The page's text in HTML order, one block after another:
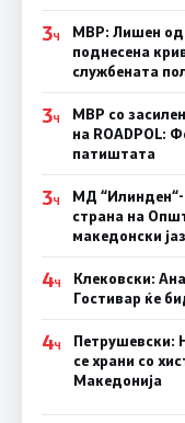
3Ч
МВР: Лишен од
поднесена
службената
3Ч
МВР со
на ROADPOL:
патиштата
3Ч
МД
страна на
македонски
4Ч
Клековски:
Гостивар ќе
4Ч
Петрушевски:
се храни со
Македонија